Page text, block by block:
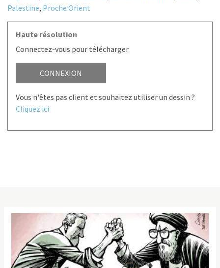
Palestine, Proche Orient
Haute résolution
Connectez-vous pour télécharger
CONNEXION
Vous n'êtes pas client et souhaitez utiliser un dessin ?
Cliquez ici